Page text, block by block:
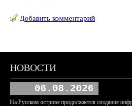
Добавить комментарий
НОВОСТИ
06.08.2026
На Русском острове продолжается создание